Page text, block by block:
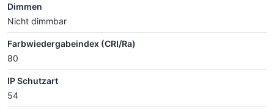
Dimmen
Nicht dimmbar
Farbwiedergabeindex (CRI/Ra)
80
IP Schutzart
54